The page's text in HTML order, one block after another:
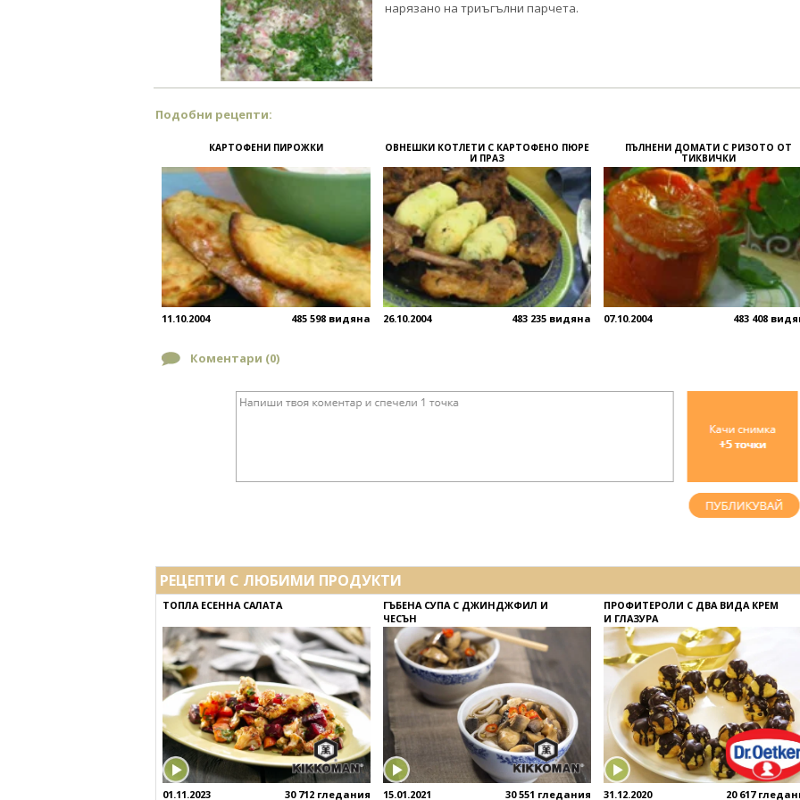
нарязано на триъгълни парчета.
Подобни рецепти:
КАРТОФЕНИ ПИРОЖКИ
11.10.2004 485 598 видяна
ОВНЕШКИ КОТЛЕТИ С КАРТОФЕНО ПЮРЕ
И ПРАЗ
26.10.2004 483 235 видяна
ПЪЛНЕНИ ДОМАТИ С РИЗОТО ОТ
ТИКВИЧКИ
07.10.2004 483 408
Коментари (0)
РЕЦЕПТИ С ЛЮБИМИ ПРОДУКТИ
ТОПЛА ЕСЕННА САЛАТА
01.11.2023 30 712 гледания
ГЪБЕНА СУПА С ДЖИНДЖФИЛ И
ЧЕСЪН
15.01.2021 30 551 гледания
ПРОФИТЕРОЛИ С ДВА ВИДА КРЕМ
И ГЛАЗУРА
31.12.2020 20 617